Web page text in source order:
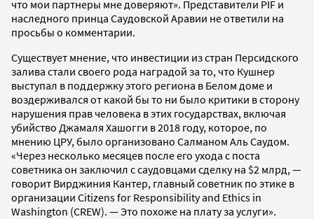
что мои партнеры мне доверяют». Представители PIF и
наследного принца Саудовской Аравии не ответили на
просьбы о комментарии.
Существует мнение, что инвестиции из стран Персидского
залива стали своего рода наградой за то, что Кушнер
выступал в поддержку этого региона в Белом доме и
воздерживался от какой бы то ни было критики в сторону
нарушения прав человека в этих государствах, включая
убийство Джамаля Хашогги в 2018 году, которое, по
мнению ЦРУ, было организовано Салманом Аль Саудом.
«Через несколько месяцев после его ухода с поста
советника он заключил с саудовцами сделку на $2 млрд, —
говорит Вирджиния Кантер, главный советник по этике в
организации Citizens for Responsibility and Ethics in
Washington (CREW). — Это похоже на плату за услуги».